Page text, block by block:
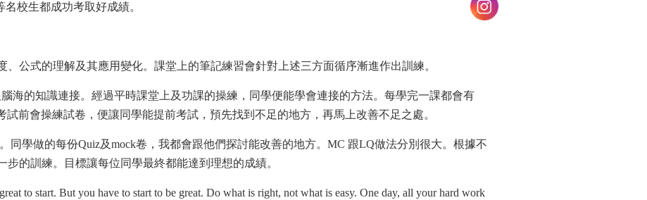
校生都成功考取好成績。
、公式的理解及其應用變化。課堂上的筆記練習會針對上述三方面循序漸進作出訓練。
腦海的知識連接。經過平時課堂上及功課的操練，同學便能學會連接的方法。每學完一課都會有
試前會操練試卷，便讓同學能提前考試，預先找到不足的地方，再馬上改善不足之處。
同學做的每份Quiz及mock卷，我都會跟他們探討能改善的地方。MC 跟LQ做法分別很大。根據不
步的訓練。目標讓每位同學最終都能達到理想的成績。
to start. But you have to start to be great. Do what is right, not what is easy. One day, all your hard work